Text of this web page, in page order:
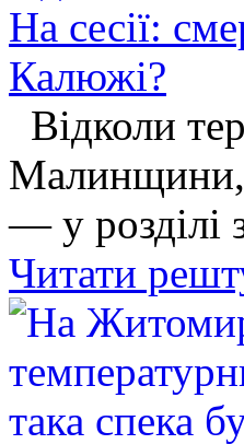
На сесії:
Калюжі?
Відколи
Малинщини,
— у розділі
Читати